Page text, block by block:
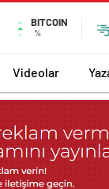
BITCOIN
%
Videolar